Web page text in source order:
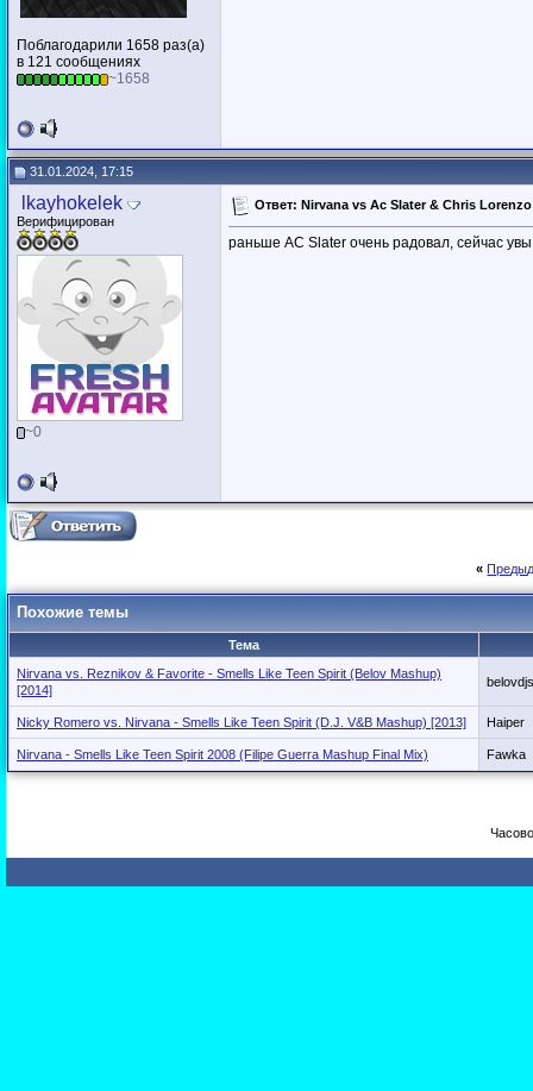
Поблагодарили 1658 раз(а)
в 121 сообщениях
~1658
31.01.2024, 17:15
lkayhokelek
Верифицирован
~0
Ответ: Nirvana vs Ac Slater & Chris
раньше AC Slater очень радовал, сейчас
«
Похожие темы
Тема
Nirvana vs. Reznikov & Favorite - Smells Like Teen Spirit (Belov Mashup)
[2014]
belovdjs
Nicky Romero vs. Nirvana - Smells Like Teen Spirit (D.J. V&B Mashup) [2013] Haiper
Nirvana - Smells Like Teen Spirit 2008 (Filipe Guerra Mashup Final Mix) Fawka